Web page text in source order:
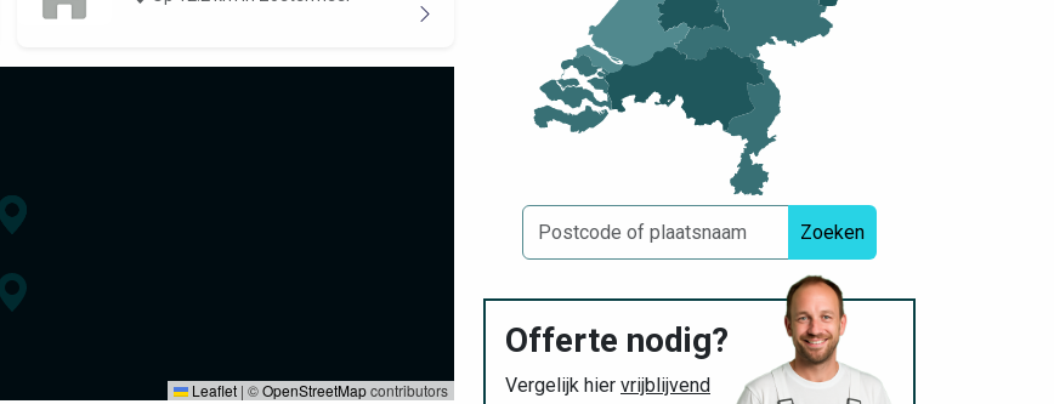
Leaflet | ©OpenStreetMapcontributors
Zoeken
Offerte nodig?
Vergelijk hier vrijblijvend